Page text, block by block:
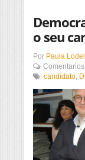
o seu
Por Paula
candidato,